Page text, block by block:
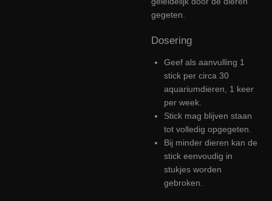
gegeten.
Dosering
Geef als aanvulling 1
stick per circa 30
aquariumdieren, 1 keer
per week.
Stick mag blijven staan
tot volledig opgegeten.
Bij minder dieren kan de
stick eenvoudig in
stukjes worden
gebroken.